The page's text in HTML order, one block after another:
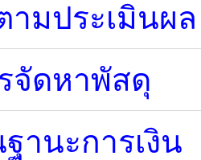
ามประเมินผล
จัดหาพัสดุ
านะการเงิน